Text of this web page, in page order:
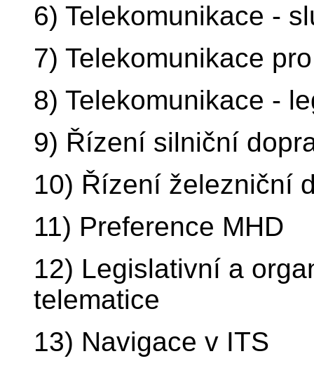
6) Telekomunikace -
7) Telekomunikace
8) Telekomunikace -
9) Řízení silniční
10) Řízení železniční
11) Preference MHD
12) Legislativní a
telematice
13) Navigace v ITS